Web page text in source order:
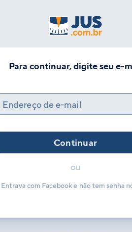
Para continuar, digite seu e-
Endereço de e-mail
Continuar
ou
Entrava com Facebook e não tem senha